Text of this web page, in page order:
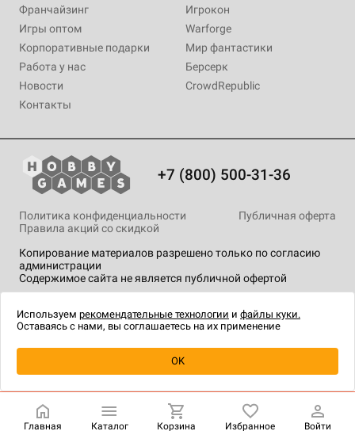
Уведомить о наличии
Франчайзинг
Игры оптом
Корпоративные подарки
Работа у нас
Новости
Контакты
Игрокон
Warforge
Мир фантастики
Берсерк
CrowdRepublic
+7 (800) 500-31-36
Копирование материалов разрешено только по согласию
администрации
Содержимое сайта не является публичной офертой
Политика конфиденциальности
Публичная оферта
Правила акций со скидкой
технологии.
Главная Каталог Корзина Избранное Войти
Используем рекомендательные технологии и файлы куки.
Оставаясь с нами, вы соглашаетесь на их применение
OK